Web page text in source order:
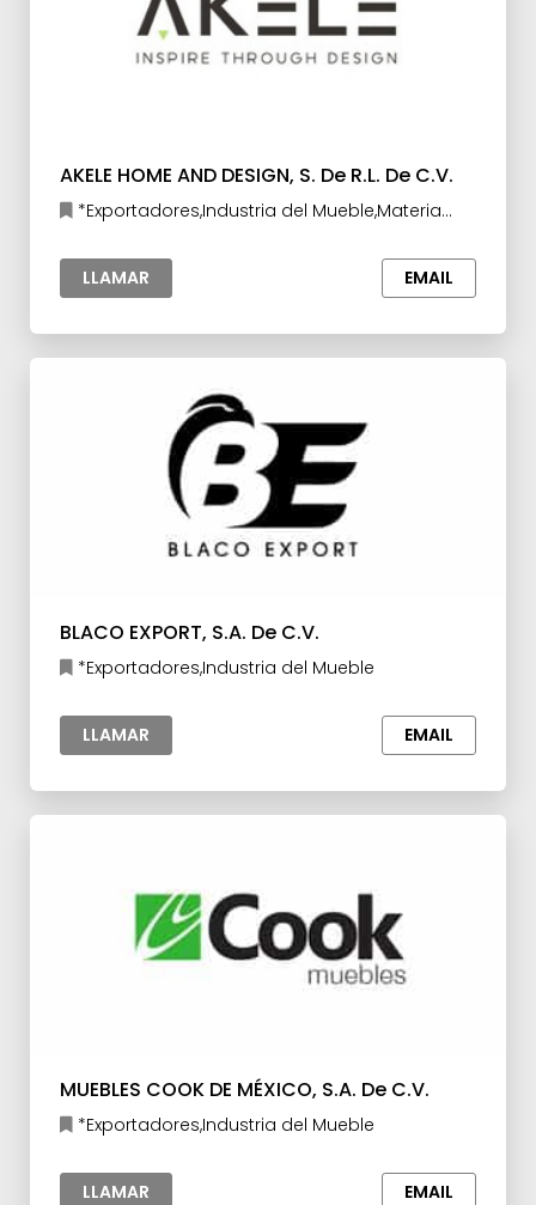
AKELE HOME AND DESIGN, S. De R.L. De C.V.
*Exportadores,Industria del Mueble,Materia
LLAMAR
EMAIL
BLACO EXPORT, S.A. De C.V.
*Exportadores,Industria del Mueble
LLAMAR EMAIL
MUEBLES COOK DE MÉXICO, S.A. De C.V.
*Exportadores,Industria del Mueble
LLAMAR EMAIL